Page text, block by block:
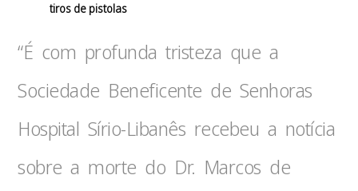
tiros de pistolas
“É com profunda tristeza que a
Sociedade Beneficente de Senhoras
Hospital Sírio-Libanês recebeu a notícia
sobre a morte do Dr. Marcos de